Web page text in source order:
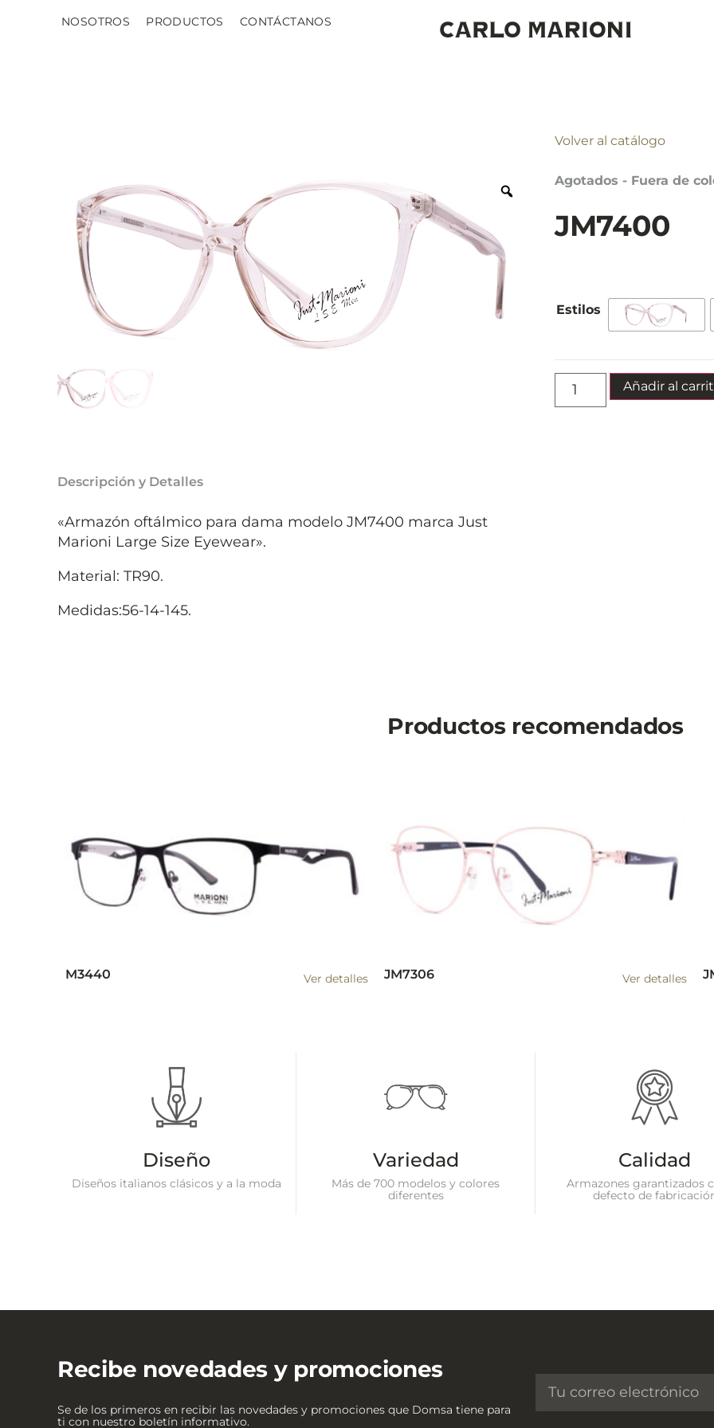
NOSOTROS PRODUCTOS CONTÁCTANOS
Descripción y Detalles
«Armazón oftálmico para dama modelo JM7400 marca Just
Marioni Large Size Eyewear».
Material: TR90.
Medidas:56-14-145.
Volver al catálogo
Agotados - Fuera de
JM7400
Añadir al
Productos recomendados
M3440 Ver detalles JM7306 Ver detalles
Diseño
Diseños italianos clásicos y a la moda
Variedad
Más de 700 modelos y colores
diferentes
Calidad
Armazones garantizados
defecto de
Recibe novedades y promociones
Se de los primeros en recibir las novedades y promociones que Domsa tiene para
ti con nuestro boletín informativo.